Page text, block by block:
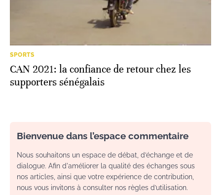
SPORTS
CAN 2021: la confiance de retour chez les
supporters sénégalais
Bienvenue dans l’espace commentaire
Nous souhaitons un espace de débat, d’échange et de
dialogue. Afin d'améliorer la qualité des échanges sous
nos articles, ainsi que votre expérience de contribution,
nous vous invitons à consulter nos règles d’utilisation.